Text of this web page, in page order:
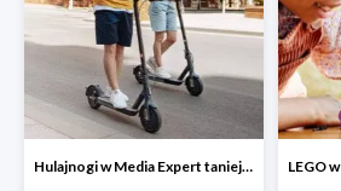
Hulajnogi w Media Expert taniej nawet o 800zł!